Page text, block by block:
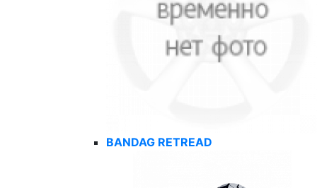
BANDAG RETREAD